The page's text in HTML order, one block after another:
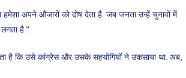
अपने औजारों को दोष देता है. जब जनता उन्हें चुनावों में
है.”
है कि उसे कांग्रेस और उसके सहयोगियों ने उकसाया था. अब,